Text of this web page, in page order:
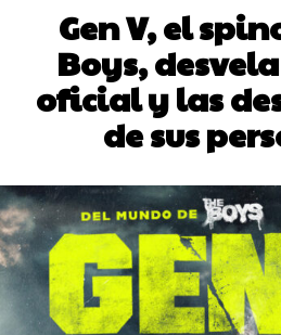
Gen V, el
Boys,
oficial y las
de sus